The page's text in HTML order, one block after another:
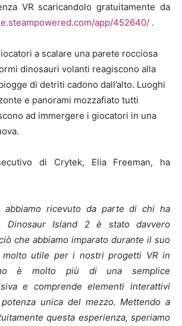
VR scaricandolo gratuitamente da
app/452640/ .
a scalare una parete rocciosa
dinosauri volanti reagiscono alla
di detriti cadono dall’alto. Luoghi
e panorami mozzafiato tutti
ad immergere i giocatori in una
di Crytek, Elia Freeman, ha
abbiamo ricevuto da parte di chi ha
Dinosaur Island 2 è stato davvero
che abbiamo imparato durante il suo
utile per i nostri progetti VR in
è molto più di una semplice
e comprende elementi interattivi
unica del mezzo. Mettendo a
questa esperienza, speriamo